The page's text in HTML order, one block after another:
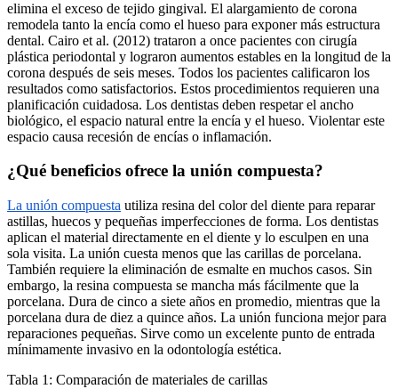
elimina el exceso de tejido gingival. El alargamiento de corona
remodela tanto la encía como el hueso para exponer más estructura
dental. Cairo et al. (2012) trataron a once pacientes con cirugía
plástica periodontal y lograron aumentos estables en la longitud de la
corona después de seis meses. Todos los pacientes calificaron los
resultados como satisfactorios. Estos procedimientos requieren una
planificación cuidadosa. Los dentistas deben respetar el ancho
biológico, el espacio natural entre la encía y el hueso. Violentar este
espacio causa recesión de encías o inflamación.
¿Qué beneficios ofrece la unión compuesta?
La unión compuesta utiliza resina del color del diente para reparar
astillas, huecos y pequeñas imperfecciones de forma. Los dentistas
aplican el material directamente en el diente y lo esculpen en una
sola visita. La unión cuesta menos que las carillas de porcelana.
También requiere la eliminación de esmalte en muchos casos. Sin
embargo, la resina compuesta se mancha más fácilmente que la
porcelana. Dura de cinco a siete años en promedio, mientras que la
porcelana dura de diez a quince años. La unión funciona mejor para
reparaciones pequeñas. Sirve como un excelente punto de entrada
mínimamente invasivo en la odontología estética.
Tabla 1: Comparación de materiales de carillas